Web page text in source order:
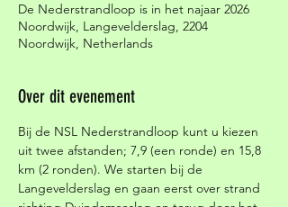
De Nederstrandloop is in het najaar 2026
Noordwijk, Langevelderslag, 2204
Noordwijk, Netherlands
Over dit evenement
Bij de NSL Nederstrandloop kunt u kiezen
uit twee afstanden; 7,9 (een ronde) en 15,8
km (2 ronden). We starten bij de
Langevelderslag en gaan eerst over strand